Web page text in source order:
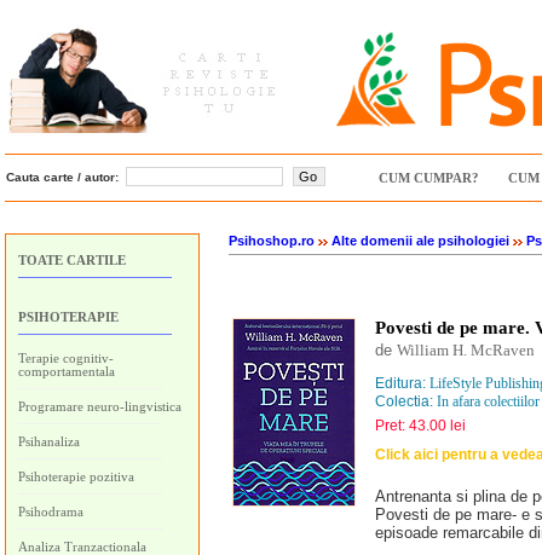
Cauta carte / autor: CUM CUMPAR? CUM
TOATE CARTILE
PSIHOTERAPIE
Terapie cognitiv-
comportamentala
Programare neuro-lingvistica
Psihanaliza
Psihoterapie pozitiva
Psihodrama
Analiza Tranzactionala
Psihoshop.ro Alte domenii ale psihologiei
Povesti de pe mare.
de William H. McRaven
Editura: LifeStyle
Colectia: In afara colectiilor
Pret: 43.00 lei
Click aici pentru a
Antrenanta si plina de
Povesti de pe mare- e
episoade remarcabile